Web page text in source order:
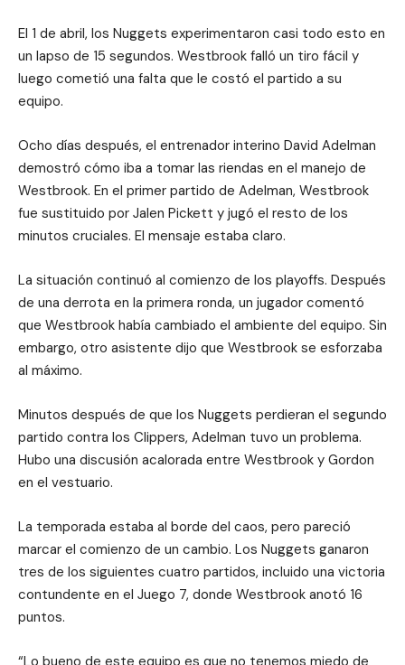
El 1 de abril, los Nuggets experimentaron casi todo esto en
un lapso de 15 segundos. Westbrook falló un tiro fácil y
luego cometió una falta que le costó el partido a su
equipo.
Ocho días después, el entrenador interino David Adelman
demostró cómo iba a tomar las riendas en el manejo de
Westbrook. En el primer partido de Adelman, Westbrook
fue sustituido por Jalen Pickett y jugó el resto de los
minutos cruciales. El mensaje estaba claro.
La situación continuó al comienzo de los playoffs. Después
de una derrota en la primera ronda, un jugador comentó
que Westbrook había cambiado el ambiente del equipo. Sin
embargo, otro asistente dijo que Westbrook se esforzaba
al máximo.
Minutos después de que los Nuggets perdieran el segundo
partido contra los Clippers, Adelman tuvo un problema.
Hubo una discusión acalorada entre Westbrook y Gordon
en el vestuario.
La temporada estaba al borde del caos, pero pareció
marcar el comienzo de un cambio. Los Nuggets ganaron
tres de los siguientes cuatro partidos, incluido una victoria
contundente en el Juego 7, donde Westbrook anotó 16
puntos.
“Lo bueno de este equipo es que no tenemos miedo de